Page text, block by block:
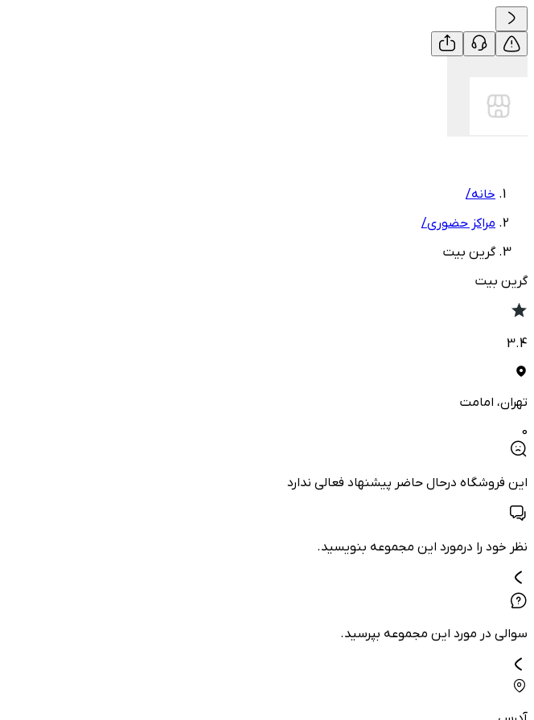
خانه/
مراکز حضوری/
گرین بیت
گرین بیت
3.4
تهران، امامت
0
این فروشگاه درحال حاضر پیشنهاد فعالی ندارد
نظر خود را درمورد این مجموعه بنویسید.
سوالی در مورد این مجموعه بپرسید.